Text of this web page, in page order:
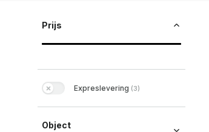
Prijs
Expreslevering (3)
Object